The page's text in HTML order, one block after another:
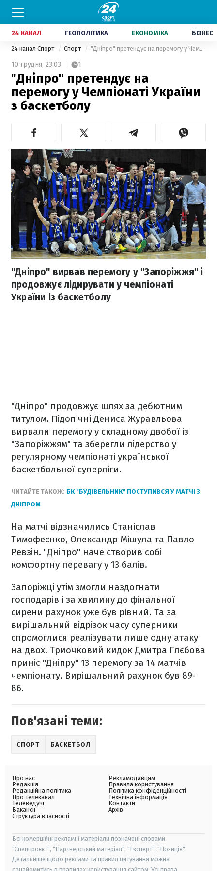
24 КАНАЛ ГЕОПОЛІТИКА ЕКОНОМІКА БІЗНЕС
24 канал Спорт Спорт "Дніпро" претендує на перемогу у Чемпіонаті України з баскетболу
10 грудня, 23:03 1
"Дніпро" претендує на
перемогу у Чемпіонаті України
з баскетболу
"Дніпро" вирвав перемогу у "Запоріжжя" і
продовжує лідирувати у чемпіонаті
України із баскетболу
"Дніпро" продовжує шлях за дебютним
титулом. Підопічні Дениса Журавльова
вирвали перемогу у складному двобої із
"Запоріжжям" та зберегли лідерство у
регулярному чемпіонаті української
баскетбольної суперліги.
ЧИТАЙТЕ ТАКОЖ: БК "БУДІВЕЛЬНИК" ПОСТУПИВСЯ У МАТЧІ З
ДНІПРОМ
На матчі відзначились Станіслав
Тимофеєнко, Олександр Мішула та Павло
Ревзін. "Дніпро" наче створив собі
комфортну перевагу у 13 балів.
Запоріжці утім змогли наздогнати
господарів і за хвилину до фінальної
сирени рахунок уже був рівний. Та за
вирішальний відрізок часу суперники
спромоглися реалізувати лише одну атаку
на двох. Триочковий кидок Дмитра Глєбова
приніс "Дніпру" 13 перемогу за 14 матчів
чемпіонату. Вирішальний рахунок був 89-
86.
Пов'язані теми:
СПОРТ БАСКЕТБОЛ
Про нас
Редакція
Редакційна політика
Про телеканал
Телеведучі
Вакансії
Структура власності
Рекламодавцям
Правила користування
Політика конфіденційності
Технічна інформація
Контакти
Архів
Всі комерційні рекламні матеріали позначені словами
"Спецпроєкт", "Партнерський матеріал", "Експерт", "Позиція".
Детальніше щодо реклами та правил цитування можна
ознайомитись в правилах користування сайтом. Усі права